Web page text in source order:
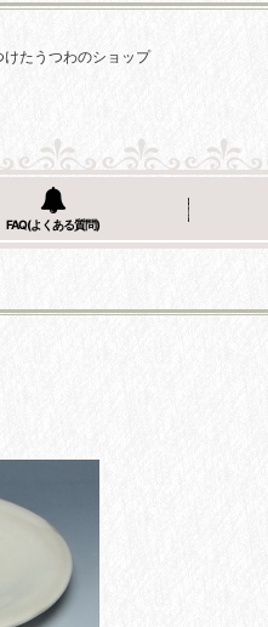
たうつわのショップ
FAQ(よくある質問)